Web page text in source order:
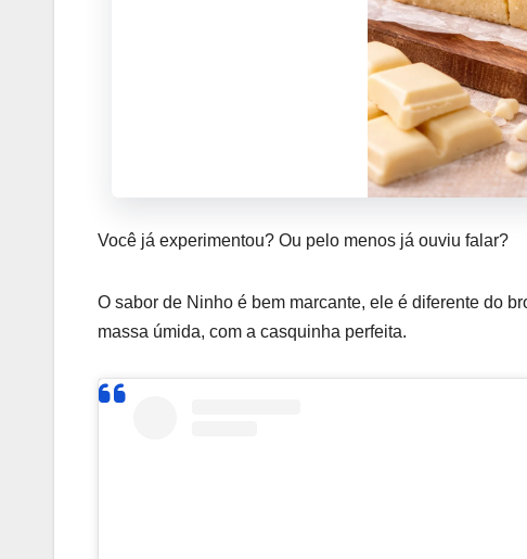
Você já experimentou? Ou pelo menos já ouviu falar?
O sabor de Ninho é bem marcante, ele é diferente do
massa úmida, com a casquinha perfeita.